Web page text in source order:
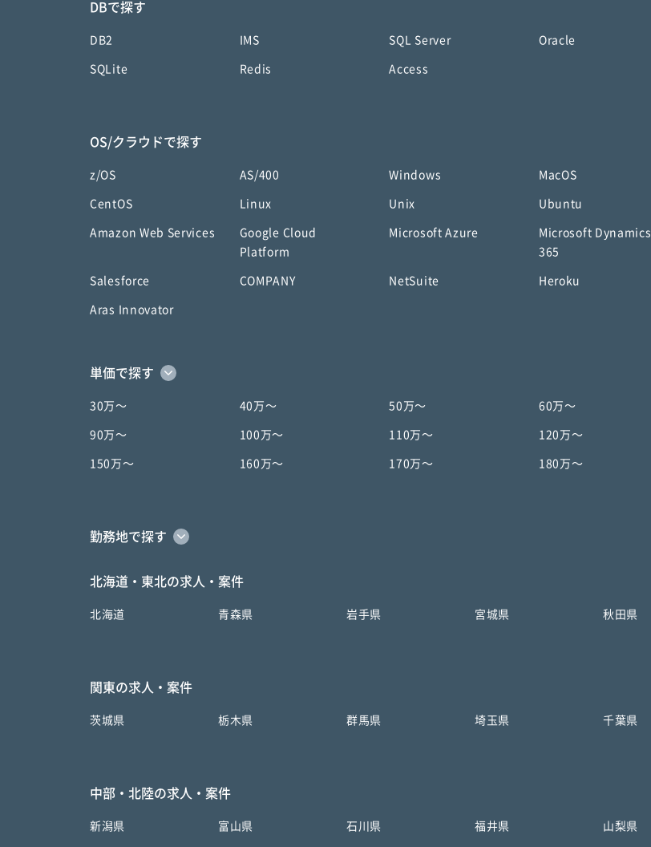
DBで探す
DB2 IMS SQL Server Oracle
SQLite Redis Access
OS/クラウドで探す
z/OS AS/400 Windows MacOS
CentOS Linux Unix Ubuntu
Amazon Web Services
Google Cloud
Platform
Microsoft Azure
Microsoft Dynamics
365
Salesforce COMPANY NetSuite Heroku
Aras Innovator
単価で探す
30万〜 40万〜 50万〜 60万〜
90万〜 100万〜 110万〜 120万〜
150万〜 160万〜 170万〜 180万〜
勤務地で探す
北海道・東北の求人・案件
北海道 青森県 岩手県 宮城県 秋田県
関東の求人・案件
茨城県 栃木県 群馬県 埼玉県 千葉県
中部・北陸の求人・案件
新潟県 富山県 石川県 福井県 山梨県